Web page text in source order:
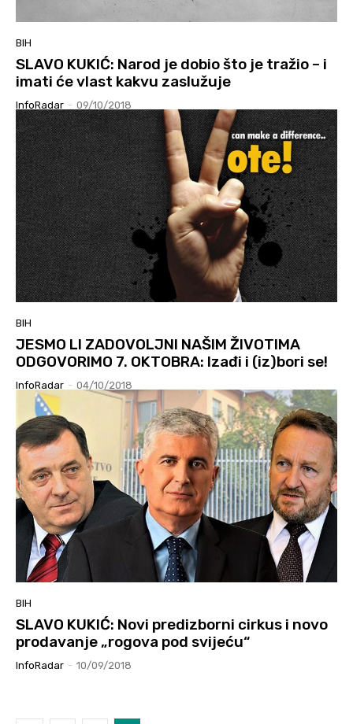
BIH
SLAVO KUKIĆ: Narod je dobio što je tražio – i
imati će vlast kakvu zaslužuje
InfoRadar - 09/10/2018
BIH
JESMO LI ZADOVOLJNI NAŠIM ŽIVOTIMA
ODGOVORIMO 7. OKTOBRA: Izađi i (iz)bori se!
InfoRadar - 04/10/2018
BIH
SLAVO KUKIĆ: Novi predizborni cirkus i novo
prodavanje „rogova pod svijeću“
InfoRadar - 10/09/2018